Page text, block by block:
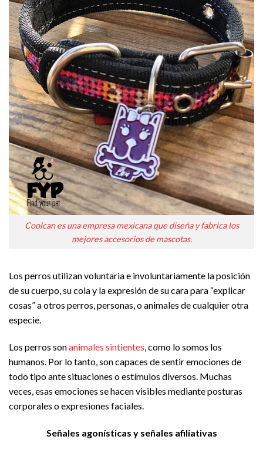
Coolcan es una empresa mexicana que diseña y fabrica los
mejores accesorios de mascotas.
Los perros utilizan voluntaria e involuntariamente la posición
de su cuerpo, su cola y la expresión de su cara para “explicar
cosas” a otros perros, personas, o animales de cualquier otra
especie.
Los perros sonanimales sintientes , como lo somos los
humanos. Por lo tanto, son capaces de sentir emociones de
todo tipo ante situaciones o estímulos diversos. Muchas
veces, esas emociones se hacen visibles mediante posturas
corporales o expresiones faciales.
Señales agonísticas y señales afiliativas